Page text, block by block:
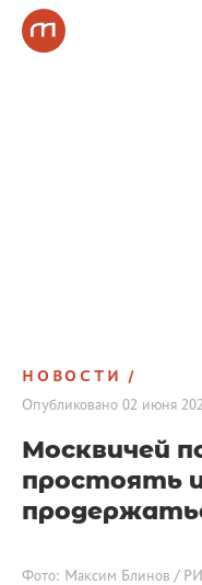
НОВОСТИ
Опубликовано 02 июня
Москвичей
простоять
Фото: Максим Блинов /